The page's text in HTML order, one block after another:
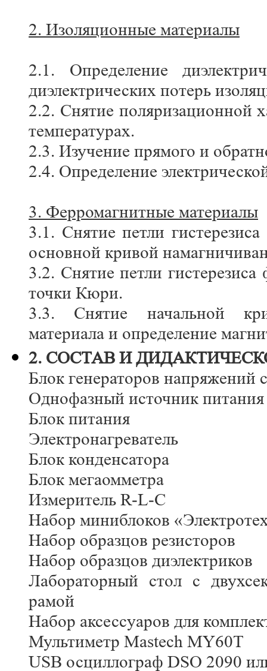
2. Изоляционные материалы
2.1. Определение
диэлектрических потерь
2.2. Снятие поляризационной
температурах.
2.3. Изучение прямого и
2.4. Определение
3. Ферромагнитные материалы
3.1. Снятие петли
основной кривой
3.2. Снятие петли
точки Кюри.
3.3. Снятие начальной
материала и определение
2. CОСТАВ И
Блок генераторов напряжений
Однофазный источник питания
Блок питания
Электронагреватель
Блок конденсатора
Блок мегаомметра
Измеритель R-L-C
Набор миниблоков
Набор образцов резисторов
Набор образцов диэлектриков
Лабораторный стол с
рамой
Набор аксессуаров для
Мультиметр Mastech MY60Т
USB осциллограф DSO 2090